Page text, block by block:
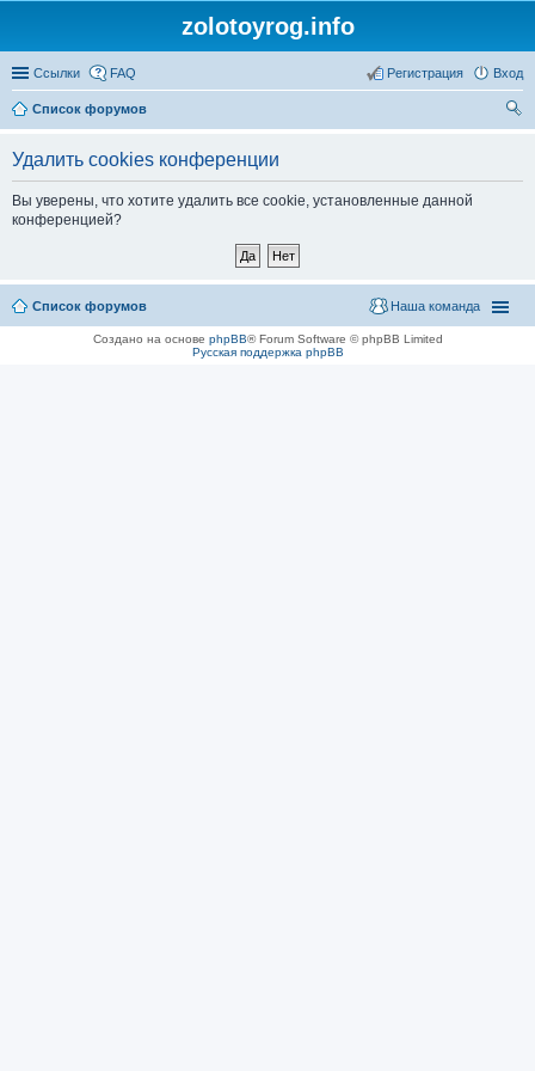
zolotoyrog.info
Ссылки FAQ Вход
Регистрация
Список форумов
Удалить cookies конференции
Вы уверены, что хотите удалить все cookie, установленные данной
конференцией?
Список форумов Наша команда
Создано на основе phpBB® Forum Software © phpBB Limited
Русская поддержка phpBB